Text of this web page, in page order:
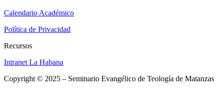
Calendario Académico
Política de Privacidad
Recursos
Intranet La Habana
Copyright © 2025 – Seminario Evangélico de Teología de Matanzas